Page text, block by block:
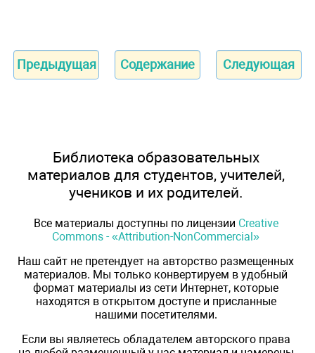
Предыдущая Содержание Следующая
Библиотека образовательных
материалов для студентов, учителей,
учеников и их родителей.
Все материалы доступны по лицензии Creative
Commons - «Attribution-NonCommercial»
Наш сайт не претендует на авторство размещенных
материалов. Мы только конвертируем в удобный
формат материалы из сети Интернет, которые
находятся в открытом доступе и присланные
нашими посетителями.
Если вы являетесь обладателем авторского права